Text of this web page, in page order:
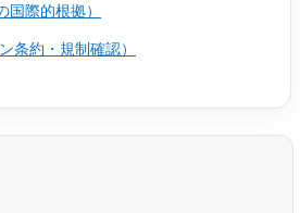
国際的根拠）
条約・規制確認）